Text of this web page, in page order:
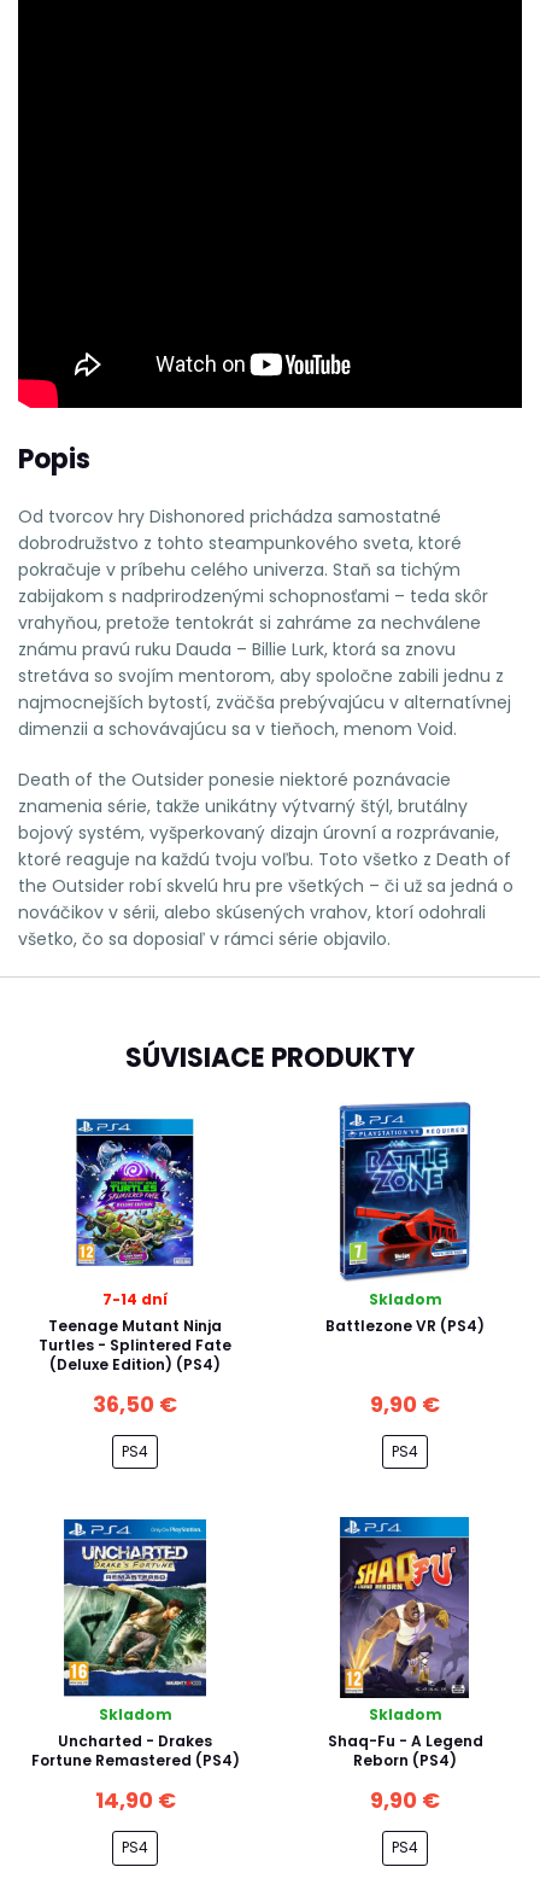
Popis
Od tvorcov hry Dishonored prichádza samostatné
dobrodružstvo z tohto steampunkového sveta, ktoré
pokračuje v príbehu celého univerza. Staň sa tichým
zabijakom s nadprirodzenými schopnosťami – teda skôr
vrahyňou, pretože tentokrát si zahráme za nechválene
známu pravú ruku Dauda – Billie Lurk, ktorá sa znovu
stretáva so svojím mentorom, aby spoločne zabili jednu z
najmocnejších bytostí, zväčša prebývajúcu v alternatívnej
dimenzii a schovávajúcu sa v tieňoch, menom Void.
Death of the Outsider ponesie niektoré poznávacie
znamenia série, takže unikátny výtvarný štýl, brutálny
bojový systém, vyšperkovaný dizajn úrovní a rozprávanie,
ktoré reaguje na každú tvoju voľbu. Toto všetko z Death of
the Outsider robí skvelú hru pre všetkých – či už sa jedná o
nováčikov v sérii, alebo skúsených vrahov, ktorí odohrali
všetko, čo sa doposiaľ v rámci série objavilo.
SÚVISIACE PRODUKTY
7-14 dní
Teenage Mutant Ninja
Turtles - Splintered Fate
(Deluxe Edition) (PS4)
36,50 €
PS4
Skladom
Battlezone VR (PS4)
9,90 €
PS4
Skladom
Uncharted - Drakes
Fortune Remastered (PS4)
14,90 €
PS4
Skladom
Shaq-Fu - A Legend
Reborn (PS4)
9,90 €
PS4